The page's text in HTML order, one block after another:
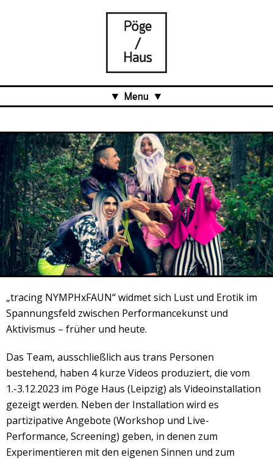
Menu
Projects
Über uns
Was ist das Pöge-Haus?
Team
Organisation
Mitarbeit
Veranstaltungsrückblick
Kontakt und Anfahrt
Datenschutz
#4696 (no title)
Presse/Newsletter
„tracing NYMPHxFAUN“ widmet sich Lust und Erotik im
Spannungsfeld zwischen Performancekunst und
Aktivismus – früher und heute.
Das Team, ausschließlich aus trans Personen
bestehend, haben 4 kurze Videos produziert, die vom
1.-3.12.2023 im Pöge Haus (Leipzig) als Videoinstallation
gezeigt werden. Neben der Installation wird es
partizipative Angebote (Workshop und Live-
Performance, Screening) geben, in denen zum
Experimentieren mit den eigenen Sinnen und zum